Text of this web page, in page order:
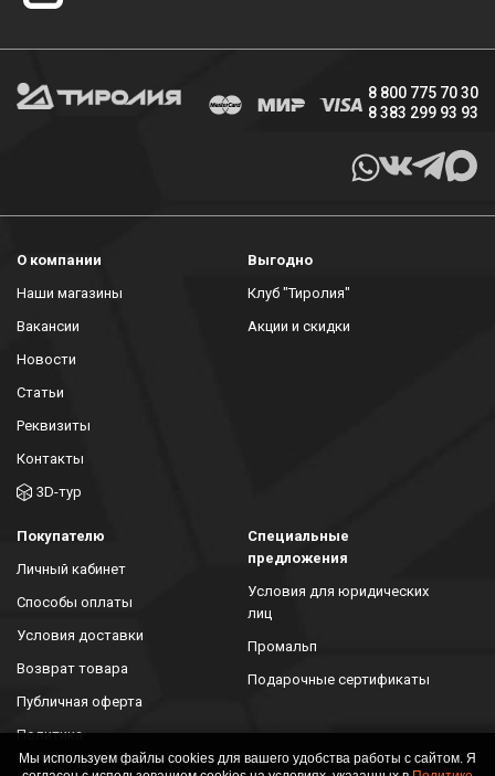
8 800 775 70 30
8 383 299 93 93
О компании
Наши магазины
Вакансии
Новости
Статьи
Реквизиты
Контакты
3D-тур
Выгодно
Клуб "Тиролия"
Акции и скидки
Покупателю
Личный кабинет
Способы оплаты
Условия доставки
Возврат товара
Публичная оферта
Политика
конфиденциальности
Специальные
предложения
Условия для юридических
лиц
Промальп
Подарочные сертификаты
Мы используем файлы cookies для вашего удобства работы с сайтом. Я